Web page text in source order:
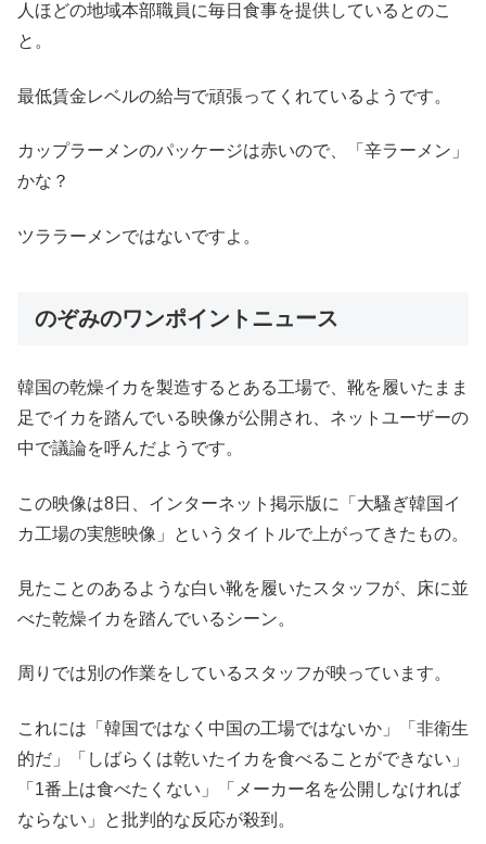
人ほどの地域本部職員に毎日食事を提供しているとのこ
と。
最低賃金レベルの給与で頑張ってくれているようです。
カップラーメンのパッケージは赤いので、「辛ラーメン」
かな？
ツララーメンではないですよ。
のぞみのワンポイントニュース
韓国の乾燥イカを製造するとある工場で、靴を履いたまま
足でイカを踏んでいる映像が公開され、ネットユーザーの
中で議論を呼んだようです。
この映像は8日、インターネット掲示版に「大騷ぎ韓国イ
カ工場の実態映像」というタイトルで上がってきたもの。
見たことのあるような白い靴を履いたスタッフが、床に並
べた乾燥イカを踏んでいるシーン。
周りでは別の作業をしているスタッフが映っています。
これには「韓国ではなく中国の工場ではないか」「非衛生
的だ」「しばらくは乾いたイカを食べることができない」
「1番上は食べたくない」「メーカー名を公開しなければ
ならない」と批判的な反応が殺到。